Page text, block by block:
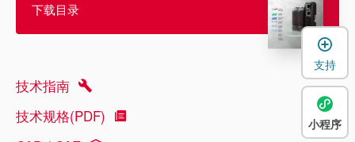
下载目录
技术指南
技术规格(PDF)
支持
小程序